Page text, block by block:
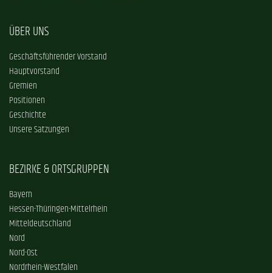
ÜBER UNS
Geschäftsführender Vorstand
Hauptvorstand
Gremien
Positionen
Geschichte
Unsere Satzungen
BEZIRKE & ORTSGRUPPEN
Bayern
Hessen-Thüringen-Mittelrhein
Mitteldeutschland
Nord
Nord-Ost
Nordrhein-Westfalen